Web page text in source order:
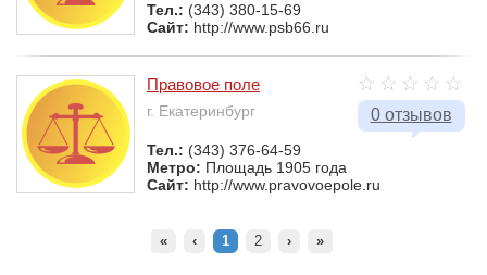
Тел.: (343) 380-15-69
Сайт: http://www.psb66.ru
0 отзывов
Правовое поле
г. Екатеринбург
Тел.: (343) 376-64-59
Метро: Площадь 1905 года
Сайт: http://www.pravovoepole.ru
« ‹ 1 2 › »